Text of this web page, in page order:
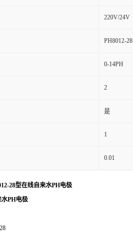
220V/24V
PH8012-28
0-14PH
2
是
1
0.01
28型在线自来水PH电极
PH电极